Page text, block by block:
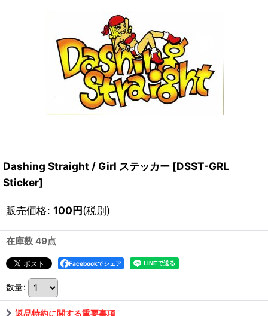
Dashing Straight / Girl ステッカー [DSST-GRL
Sticker]
販売価格: 100円(税別)
在庫数 49点
Facebookでシェア
数量:
返品特約に関する重要事項